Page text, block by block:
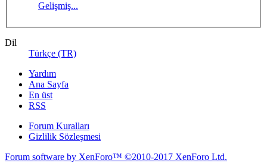
Gelişmiş...
Dil
Türkçe (TR)
Yardım
Ana Sayfa
En üst
RSS
Forum Kuralları
Gizlilik Sözleşmesi
Forum software by XenForo™ ©2010-2017 XenForo Ltd.